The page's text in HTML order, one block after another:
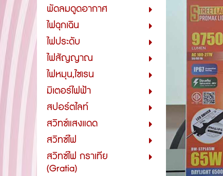
พัดลมดูดอากาศ
ไฟฉุกเฉิน
ไฟประดับ
ไฟสัญญาณ
ไฟหมุน,ไซเรน
มิเตอร์ไฟฟ้า
สปอร์ตไลท์
สวิทซ์แสงแดด
สวิทซ์ไฟ
สวิทซ์ไฟ กราเทีย
(Gratia)